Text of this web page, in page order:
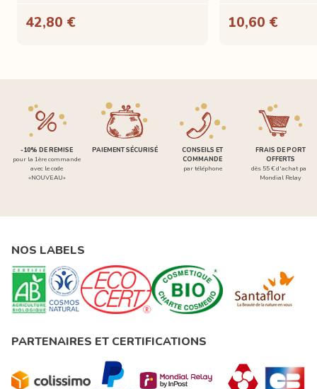
42,80 € 10,60 €
-10% DE REMISE
pour la 1ère commande
avec le code
«NOUVEAU»
PAIEMENT SÉCURISÉ
CONSEILS ET
COMMANDE
par téléphone
FRAIS DE PORT
OFFERTS
dès 55 € d'achat par
Mondial Relay
NOS LABELS
PARTENAIRES ET CERTIFICATIONS